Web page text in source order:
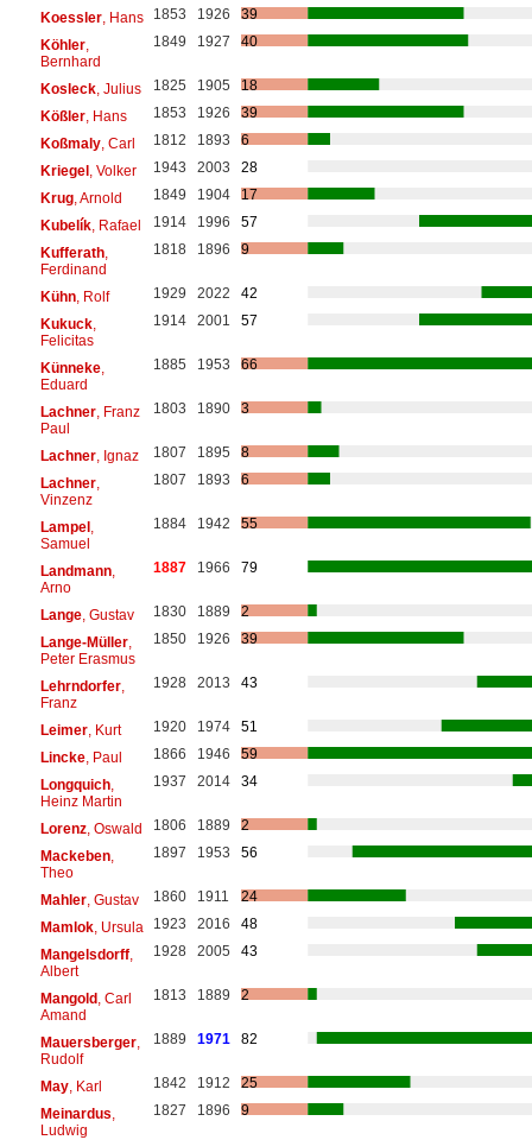
Koessler, Hans 1853 1926
39
Köhler,
Bernhard
1849 1927 40
Kosleck, Julius 1825 1905
18
Kößler, Hans 1853 1926
39
Koßmaly, Carl 1812 1893
6
Kriegel, Volker 1943 2003
28
Krug, Arnold 1849 1904
17
Kubelík, Rafael 1914 1996
57
Kufferath,
Ferdinand
1818 1896 9
Kühn, Rolf 1929 2022
42
Kukuck,
Felicitas
1914 2001 57
Künneke,
Eduard
1885 1953 66
Lachner, Franz
Paul
1803 1890 3
Lachner, Ignaz 1807 1895
8
Lachner,
Vinzenz
1807 1893 6
Lampel,
Samuel
1884 1942 55
Landmann,
Arno
1887 1966 79
Lange, Gustav 1830 1889
2
Lange-Müller,
Peter Erasmus
1850 1926 39
Lehrndorfer,
Franz
1928 2013 43
Leimer, Kurt 1920 1974
51
Lincke, Paul 1866 1946
59
Longquich,
Heinz Martin
1937 2014 34
Lorenz, Oswald 1806 1889
2
Mackeben,
Theo
1897 1953 56
Mahler, Gustav 1860 1911
24
Mamlok, Ursula 1923 2016
48
Mangelsdorff,
Albert
1928 2005 43
Mangold, Carl
Amand
1813 1889 2
Mauersberger,
Rudolf
1889 1971 82
May, Karl 1842 1912
25
Meinardus
Ludwig
1827 1896 9